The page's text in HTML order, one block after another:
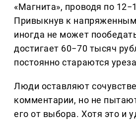
«Магнита», проводя по
Привыкнув к
иногда не может
достигает 60−70 тысяч
постоянно стараются
Люди оставляют
комментарии, но не
его от выбора. Хотя это и